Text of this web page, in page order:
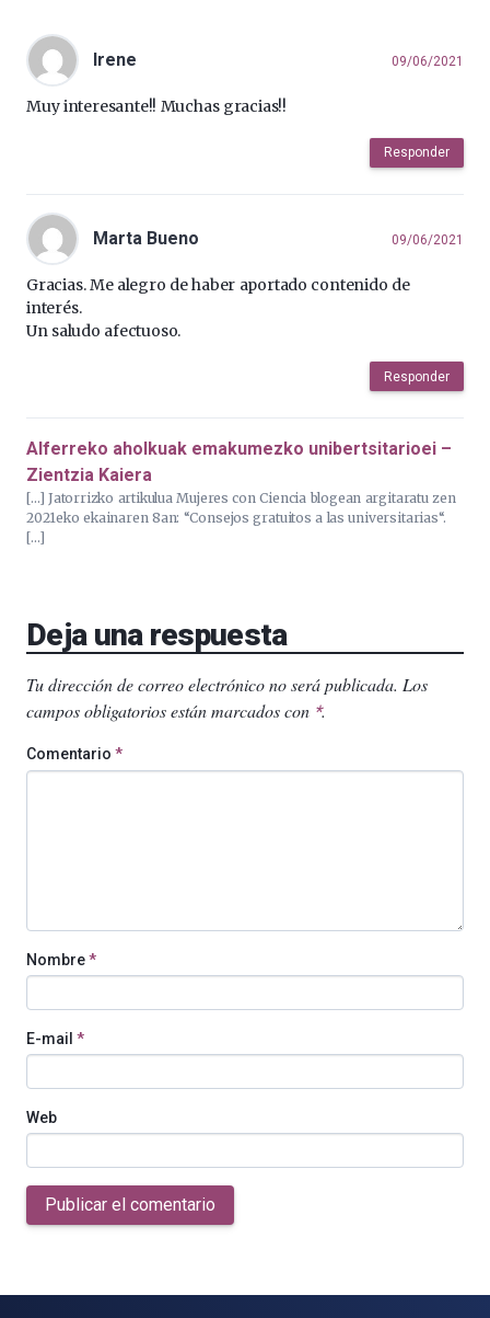
Irene 09/06/2021
Muy interesante!! Muchas gracias!!
Responder
Marta Bueno 09/06/2021
Gracias. Me alegro de haber aportado contenido de
interés.
Un saludo afectuoso.
Responder
Alferreko aholkuak emakumezko unibertsitarioei –
Zientzia Kaiera
[…] Jatorrizko artikulua Mujeres con Ciencia blogean argitaratu zen
2021eko ekainaren 8an: “Consejos gratuitos a las universitarias“.
[…]
Deja una respuesta
Tu dirección de correo electrónico no será publicada. Los
campos obligatorios están marcados con *.
Comentario *
Nombre*
E-mail *
Web
Publicar el comentario